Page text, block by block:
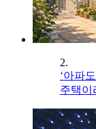
2.
‘아파
주택이